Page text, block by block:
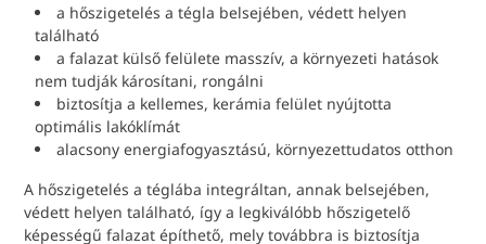
a hőszigetelés a tégla belsejében, védett helyen
található
a falazat külső felülete masszív, a környezeti hatások
nem tudják károsítani, rongálni
biztosítja a kellemes, kerámia felület nyújtotta
optimális lakóklímát
alacsony energiafogyasztású, környezettudatos otthon
A hőszigetelés a téglába integráltan, annak belsejében,
védett helyen található, így a legkiválóbb hőszigetelő
képességű falazat építhető, mely továbbra is biztosítja